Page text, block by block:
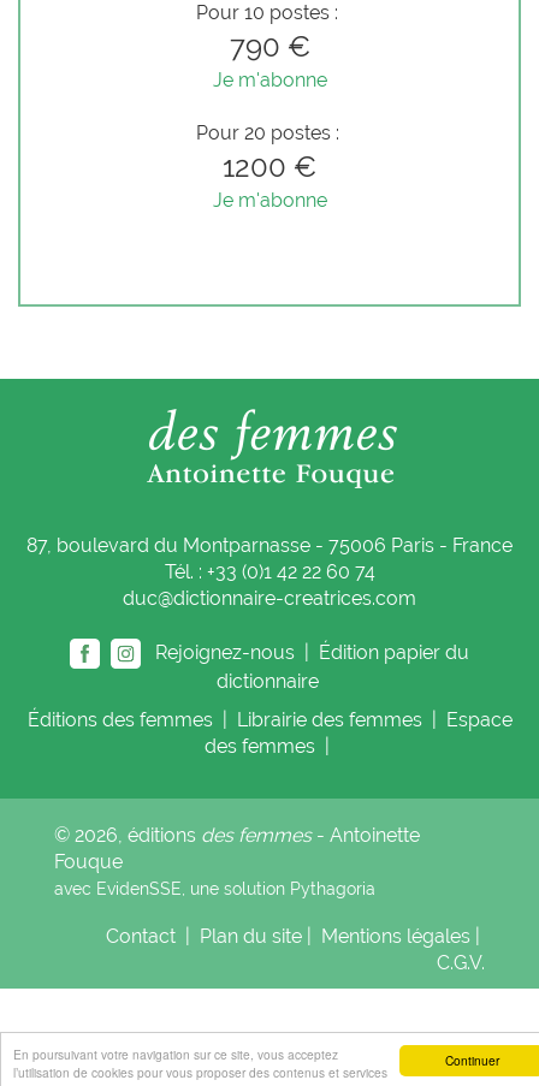
Continuer
En poursuivant votre navigation sur ce site, vous acceptez
l’utilisation de cookies pour vous proposer des contenus et services
Pour 10 postes :
790 €
Je m'abonne
Pour 20 postes :
1200 €
Je m'abonne
87, boulevard du Montparnasse - 75006 Paris - France
Tél. : +33 (0)1 42 22 60 74
duc@dictionnaire-creatrices.com
Rejoignez-nous |
Édition papier du
dictionnaire
Éditions des femmes Librairie des femmes
Espace
des femmes
© 2026, éditions des femmes- Antoinette
Fouque
avec EvidenSSE, une solution Pythagoria
Contact Plan du site Mentions légales
C.G.V.